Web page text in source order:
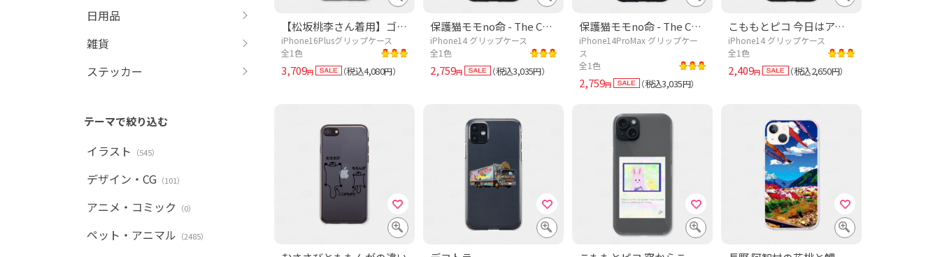
日用品
雑貨
ステッカー
テーマで絞り込む
イラスト （545）
デザイン・CG （101）
アニメ・コミック （0）
ペット・アニマル （2485）
【松坂桃李さん着用】ゴーヤマン【ドラマあのキス】この夏おすすめ!沖縄野菜デザイン「ゴーヤマン」
iPhone16Plusグリップケース
全1色
3,709円 （税込4,080円）
保護猫モモno命 - The Cat who....
iPhone14 グリップケース
全1色
2,759円 （税込3,035円）
保護猫モモno命 - The Cat who....
iPhone14ProMax グリップケー
ス
全1色
2,759円 （税込3,035円）
こももとピコ 今日はアイス日和♡
iPhone14 グリップケース
全1色
2,409円 （税込2,650円）